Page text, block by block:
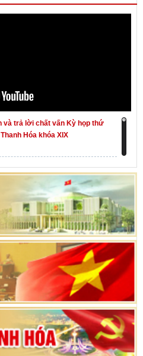
và trả lời chất vấn Kỳ họp thứ
Hóa khóa XIX
thứ Nhất, Quốc hội khóa XVI
trình bỏ phiếu bầu cử ĐBQH
biểu HĐND các cấp nhiệm kỳ
Việt Nam: vì lợi ích Nhân dân,
của đất nước
nội dung Đại hội đại biểu
Hóa lần thứ XX, nhiệm kỳ
Đảng bộ xã Yên Thọ lần thứ I,